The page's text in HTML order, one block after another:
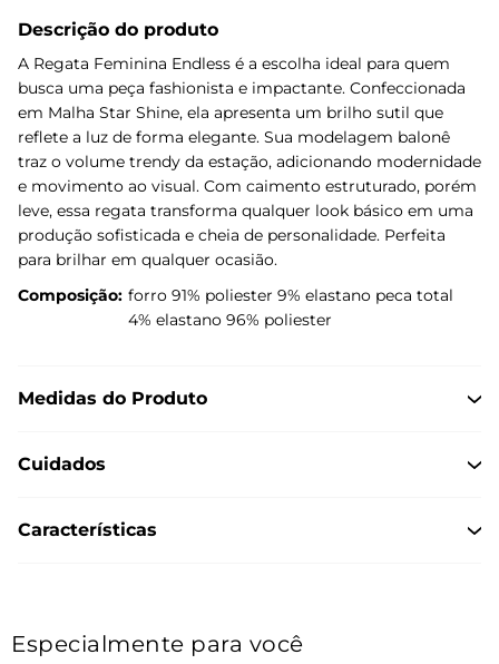
Descrição do produto
A Regata Feminina Endless é a escolha ideal para quem
busca uma peça fashionista e impactante. Confeccionada
em Malha Star Shine, ela apresenta um brilho sutil que
reflete a luz de forma elegante. Sua modelagem balonê
traz o volume trendy da estação, adicionando modernidade
e movimento ao visual. Com caimento estruturado, porém
leve, essa regata transforma qualquer look básico em uma
produção sofisticada e cheia de personalidade. Perfeita
para brilhar em qualquer ocasião.
Composição: forro 91% poliester 9% elastano peca total
4% elastano 96% poliester
Medidas do Produto
Cuidados
Características
Especialmente para você